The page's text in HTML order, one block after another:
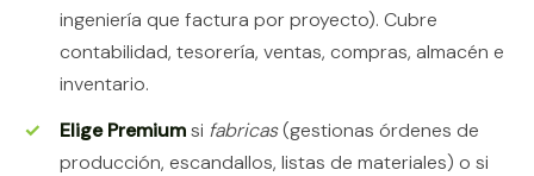
ingeniería que factura por proyecto). Cubre
contabilidad, tesorería, ventas, compras, almacén e
inventario.
Elige Premiumsi fabricas(gestionas órdenes de
producción, escandallos, listas de materiales) o si